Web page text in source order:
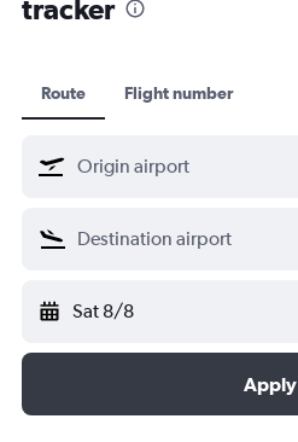
EVA Air
Singapore Airlines
สวิส อินเตอร์เนชั่นแนล แอร์ไลน์
Thai Airways
tracker
Route Flight number
Sat 8/8
Apply